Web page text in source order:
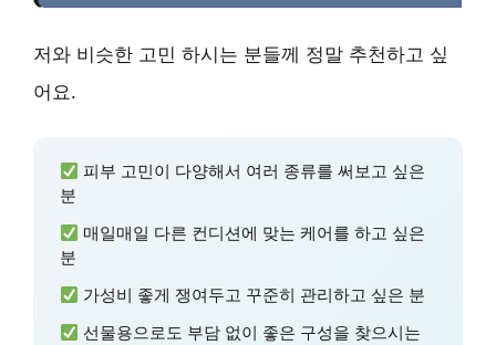
저와 비슷한 고민 하시는 분들께 정말 추천하고 싶
어요.
피부 고민이 다양해서 여러 종류를 써보고 싶은
분
매일매일 다른 컨디션에 맞는 케어를 하고 싶은
분
가성비 좋게 쟁여두고 꾸준히 관리하고 싶은 분
선물용으로도 부담 없이 좋은 구성을 찾으시는